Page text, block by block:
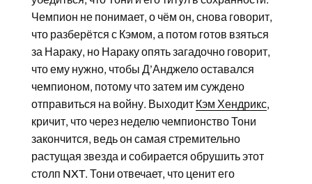
Чемпион не понимает, о чём он, снова говорит,
что разберётся с Кэмом, а потом готов взяться
за Нараку, но Нараку опять загадочно говорит,
что ему нужно, чтобы Д’Анджело оставался
чемпионом, потому что затем им суждено
отправиться на войну. Выходит Кэм Хендрикс,
кричит, что через неделю чемпионство Тони
закончится, ведь он самая стремительно
растущая звезда и собирается обрушить этот
столп NXT. Тони отвечает, что ценит его